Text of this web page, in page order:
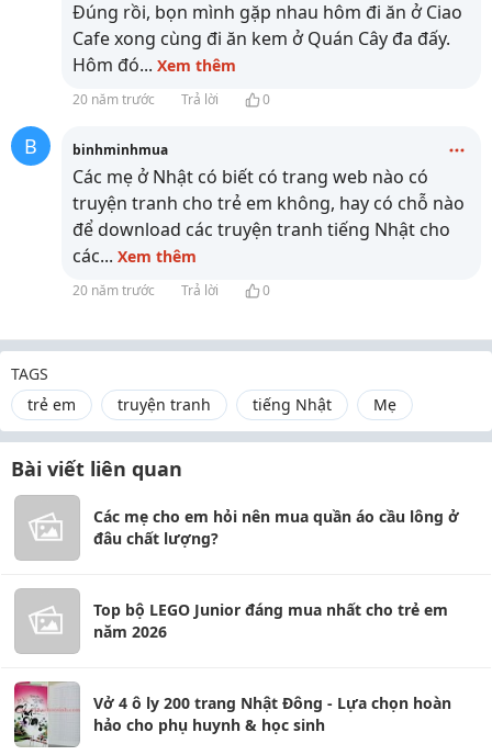
Đúng rồi, bọn mình gặp nhau hôm đi ăn ở Ciao
Cafe xong cùng đi ăn kem ở Quán Cây đa đấy.
Hôm đó... Xem thêm
20 năm trước Trả lời 0
B binhminhmua
Các mẹ ở Nhật có biết có trang web nào có
truyện tranh cho trẻ em không, hay có chỗ nào
để download các truyện tranh tiếng Nhật cho
các... Xem thêm
20 năm trước Trả lời 0
TAGS
trẻ em
truyện tranh tiếng Nhật Mẹ
Bài viết liên quan
Các mẹ cho em hỏi nên mua quần áo cầu lông ở
đâu chất lượng?
Top bộ LEGO Junior đáng mua nhất cho trẻ em
năm 2026
Vở 4 ô ly 200 trang Nhật Đông - Lựa chọn hoàn
hảo cho phụ huynh & học sinh